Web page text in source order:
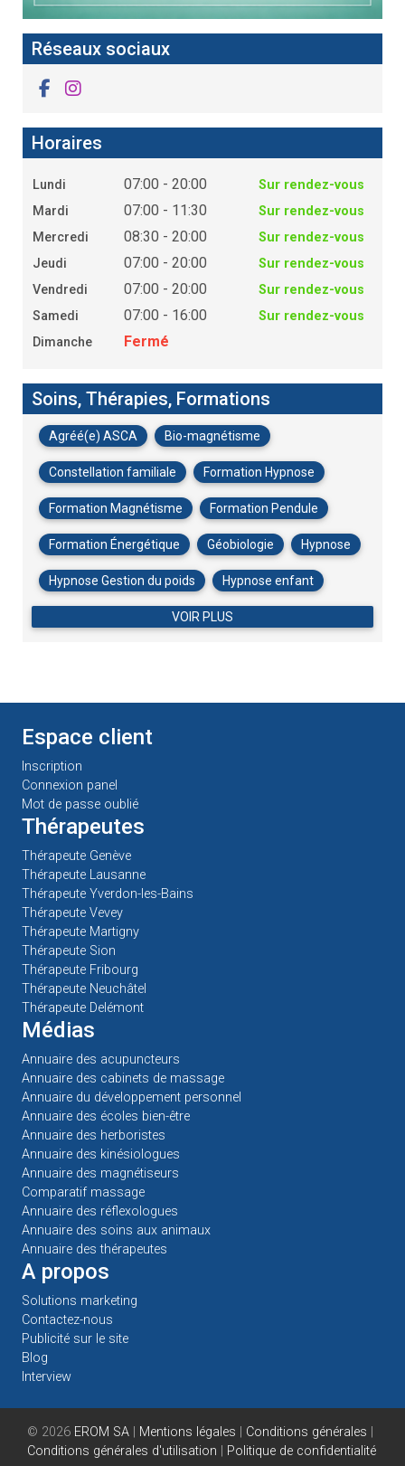
Réseaux sociaux
Horaires
Lundi 07:00 - 20:00
Sur rendez-vous
Mardi
07:00 - 11:30
Sur rendez-vous
Mercredi
08:30 - 20:00
Sur rendez-vous
Jeudi
07:00 - 20:00
Sur rendez-vous
Vendredi
07:00 - 20:00
Sur rendez-vous
Samedi
07:00 - 16:00
Sur rendez-vous
Dimanche
Fermé
Soins, Thérapies, Formations
Agréé(e) ASCA Bio-magnétisme
Constellation familiale Formation Hypnose
Formation Magnétisme Formation Pendule
Formation Énergétique Géobiologie Hypnose
Hypnose Gestion du poids Hypnose enfant
VOIR PLUS
Espace client
Inscription
Connexion panel
Mot de passe oublié
Thérapeutes
Thérapeute Genève
Thérapeute Lausanne
Thérapeute Yverdon-les-Bains
Thérapeute Vevey
Thérapeute Martigny
Thérapeute Sion
Thérapeute Fribourg
Thérapeute Neuchâtel
Thérapeute Delémont
Médias
Annuaire des acupuncteurs
Annuaire des cabinets de massage
Annuaire du développement personnel
Annuaire des écoles bien-être
Annuaire des herboristes
Annuaire des kinésiologues
Annuaire des magnétiseurs
Comparatif massage
Annuaire des réflexologues
Annuaire des soins aux animaux
Annuaire des thérapeutes
A propos
Solutions marketing
Contactez-nous
Publicité sur le site
Blog
Interview
© 2026 EROM SA Mentions légales Conditions générales
Conditions générales d'utilisation
Politique de confidentialité